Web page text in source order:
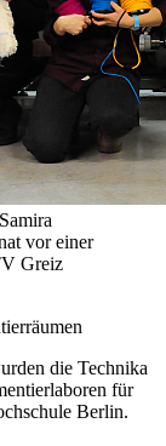
vor einer
Greiz
die Technika
für
Berlin.